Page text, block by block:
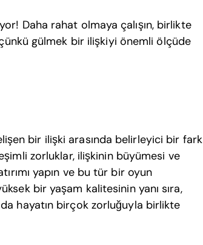
Daha rahat olmaya çalışın, birlikte
gülmek bir ilişkiyi önemli ölçüde
bir ilişki arasında belirleyici bir fark
zorluklar, ilişkinin büyümesi ve
yapın ve bu tür bir oyun
bir yaşam kalitesinin yanı sıra,
hayatın birçok zorluğuyla birlikte